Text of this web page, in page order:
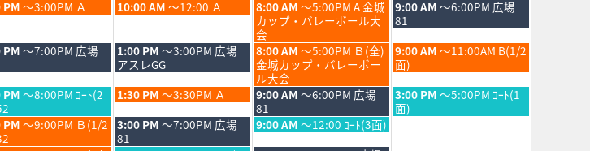
PM～3:00PM Ａ
金
曜
8
月
21st
2026
10:00 AM ～12:00 Ａ
土
曜
日,
8
月
22nd
2026
8:00 AM ～5:00PM A 金城
カップ・バレーボール大
会
日
曜
日,
8
月
23rd
2026
9:00 AM ～6:00PM 広場
81
～7:00PM 広場
金
曜
日,
8
月
21st
2026
1:00 PM ～3:00PM 広場
アスレGG
土
曜
日,
8
月
22nd
2026
8:00 AM ～5:00PM Ｂ(全)
金城カップ・バレーボー
ル大会
日
曜
日,
8
月
23rd
9:00 AM ～11:00AM B(1/2
面)
～8:00PM ｺｰﾄ(2
金
曜
日,
8
1:30 PM ～3:30PM Ａ
土
曜
日,
8
9:00 AM ～6:00PM 広場
81
日
曜
日,
3:00 PM ～5:00PM ｺｰﾄ(1
面)
～9:00PM Ｂ(1/2 金
曜
3:00 PM ～7:00PM 広場
81
土
曜
9:00 AM ～12:00 ｺｰﾄ(3面)